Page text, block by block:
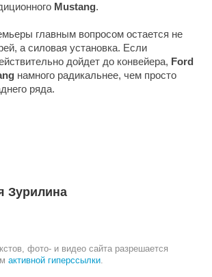
Mustang.
главным вопросом остается не
а силовая установка. Если
дойдет до конвейера, Ford
намного радикальнее, чем просто
ряда.
Зурилина
фото- и видео сайта разрешается
активной гиперссылки.